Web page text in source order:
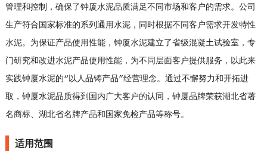
管理和控制，确保了钟厦水泥品质满足不同市场和客户的需求。公司
生产符合国家标准的系列通用水泥，同时根据不同客户需求开发特性
水泥。为保证产品使用性能，钟厦水泥建立了省级混凝土试验室，专
门研究和改进水泥产品使用性能，为不同层面客户提供服务，以此来
实践钟厦水泥的“以人品铸产品”经营理念。通过不懈努力和开拓进
取，钟厦水泥品质得到国内广大客户的认同，钟厦品牌荣获湖北省著
名商标、湖北省名牌产品和国家免检产品等称号。
适用范围